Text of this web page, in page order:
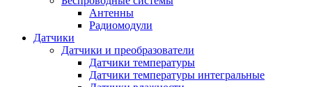
Антенны
Радиомодули
Датчики
Датчики и преобразователи
Датчики температуры
Датчики температуры интегральные